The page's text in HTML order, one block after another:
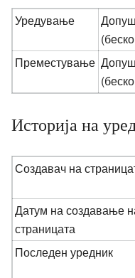
Уредување
Преместување
Историја на
Создавач на
Датум на создавање
страницата
Последен уредник